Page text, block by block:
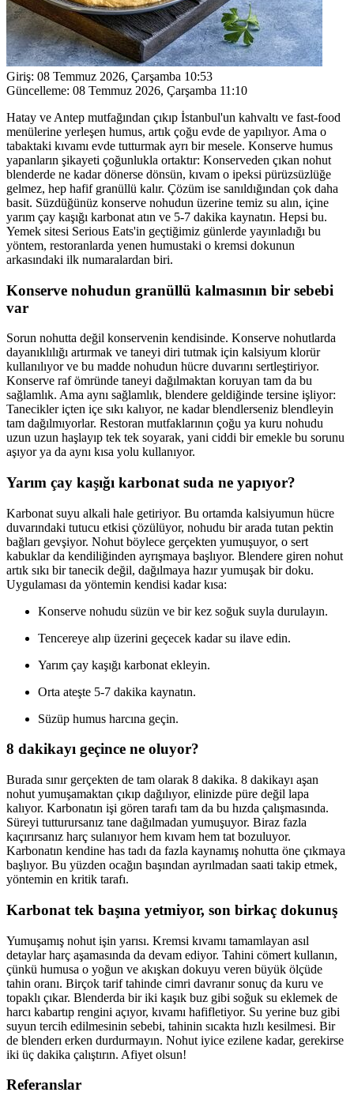
Giriş: 08 Temmuz 2026, Çarşamba 10:53
Güncelleme: 08 Temmuz 2026, Çarşamba 11:10
Hatay ve Antep mutfağından çıkıp İstanbul'un kahvaltı ve fast-food
menülerine yerleşen humus, artık çoğu evde de yapılıyor. Ama o
tabaktaki kıvamı evde tutturmak ayrı bir mesele. Konserve humus
yapanların şikayeti çoğunlukla ortaktır: Konserveden çıkan nohut
blenderde ne kadar dönerse dönsün, kıvam o ipeksi pürüzsüzlüğe
gelmez, hep hafif granüllü kalır. Çözüm ise sanıldığından çok daha
basit. Süzdüğünüz konserve nohudun üzerine temiz su alın, içine
yarım çay kaşığı karbonat atın ve 5-7 dakika kaynatın. Hepsi bu.
Yemek sitesi Serious Eats'in geçtiğimiz günlerde yayınladığı bu
yöntem, restoranlarda yenen humustaki o kremsi dokunun
arkasındaki ilk numaralardan biri.
Konserve nohudun granüllü kalmasının bir sebebi
var
Sorun nohutta değil konservenin kendisinde. Konserve nohutlarda
dayanıklılığı artırmak ve taneyi diri tutmak için kalsiyum klorür
kullanılıyor ve bu madde nohudun hücre duvarını sertleştiriyor.
Konserve raf ömründe taneyi dağılmaktan koruyan tam da bu
sağlamlık. Ama aynı sağlamlık, blendere geldiğinde tersine işliyor:
Tanecikler içten içe sıkı kalıyor, ne kadar blendlerseniz blendleyin
tam dağılmıyorlar. Restoran mutfaklarının çoğu ya kuru nohudu
uzun uzun haşlayıp tek tek soyarak, yani ciddi bir emekle bu sorunu
aşıyor ya da aynı kısa yolu kullanıyor.
Yarım çay kaşığı karbonat suda ne yapıyor?
Karbonat suyu alkali hale getiriyor. Bu ortamda kalsiyumun hücre
duvarındaki tutucu etkisi çözülüyor, nohudu bir arada tutan pektin
bağları gevşiyor. Nohut böylece gerçekten yumuşuyor, o sert
kabuklar da kendiliğinden ayrışmaya başlıyor. Blendere giren nohut
artık sıkı bir tanecik değil, dağılmaya hazır yumuşak bir doku.
Uygulaması da yöntemin kendisi kadar kısa:
Konserve nohudu süzün ve bir kez soğuk suyla durulayın.
Tencereye alıp üzerini geçecek kadar su ilave edin.
Yarım çay kaşığı karbonat ekleyin.
Orta ateşte 5-7 dakika kaynatın.
Süzüp humus harcına geçin.
8 dakikayı geçince ne oluyor?
Burada sınır gerçekten de tam olarak 8 dakika. 8 dakikayı aşan
nohut yumuşamaktan çıkıp dağılıyor, elinizde püre değil lapa
kalıyor. Karbonatın işi gören tarafı tam da bu hızda çalışmasında.
Süreyi tutturursanız tane dağılmadan yumuşuyor. Biraz fazla
kaçırırsanız harç sulanıyor hem kıvam hem tat bozuluyor.
Karbonatın kendine has tadı da fazla kaynamış nohutta öne çıkmaya
başlıyor. Bu yüzden ocağın başından ayrılmadan saati takip etmek,
yöntemin en kritik tarafı.
Karbonat tek başına yetmiyor, son birkaç dokunuş
Yumuşamış nohut işin yarısı. Kremsi kıvamı tamamlayan asıl
detaylar harç aşamasında da devam ediyor. Tahini cömert kullanın,
çünkü humusa o yoğun ve akışkan dokuyu veren büyük ölçüde
tahin oranı. Birçok tarif tahinde cimri davranır sonuç da kuru ve
topaklı çıkar. Blenderda bir iki kaşık buz gibi soğuk su eklemek de
harcı kabartıp rengini açıyor, kıvamı hafifletiyor. Su yerine buz gibi
suyun tercih edilmesinin sebebi, tahinin sıcakta hızlı kesilmesi. Bir
de blenderı erken durdurmayın. Nohut iyice ezilene kadar, gerekirse
iki üç dakika çalıştırın. Afiyet olsun!
Referanslar